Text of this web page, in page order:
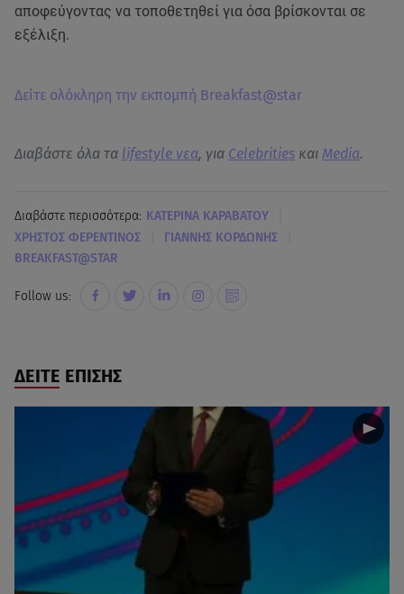
αποφεύγοντας να τοποθετηθεί για όσα βρίσκονται σε
εξέλιξη.
Δείτε ολόκληρη την εκπομπή Breakfast@star
Διαβάστε όλα τα lifestyle νεα, για Celebrities και Media.
Διαβάστε περισσότερα: ΚΑΤΕΡΙΝΑ ΚΑΡΑΒΑΤΟΥ
XΡΗΣΤΟΣ ΦΕΡΕΝΤΙΝΟΣ ΓΙΑΝΝΗΣ ΚΟΡΔΩΝΗΣ
BREAKFAST@STAR
Follow us:
ΔΕΙΤΕ ΕΠΙΣΗΣ